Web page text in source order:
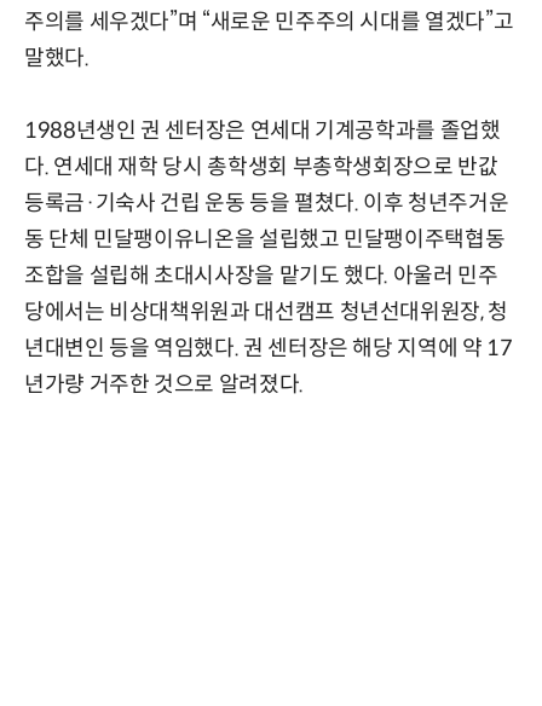
주의를 세우겠다”며 “새로운 민주주의 시대를 열겠다”고
말했다.
1988년생인 권 센터장은 연세대 기계공학과를 졸업했
다. 연세대 재학 당시 총학생회 부총학생회장으로 반값
등록금·기숙사 건립 운동 등을 펼쳤다. 이후 청년주거운
동 단체 민달팽이유니온을 설립했고 민달팽이주택협동
조합을 설립해 초대시사장을 맡기도 했다. 아울러 민주
당에서는 비상대책위원과 대선캠프 청년선대위원장, 청
년대변인 등을 역임했다. 권 센터장은 해당 지역에 약 17
년가량 거주한 것으로 알려졌다.